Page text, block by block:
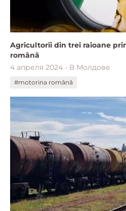
Agricultorii din trei raioane
română
4 апреля 2024 - В Молдове
#motorina română